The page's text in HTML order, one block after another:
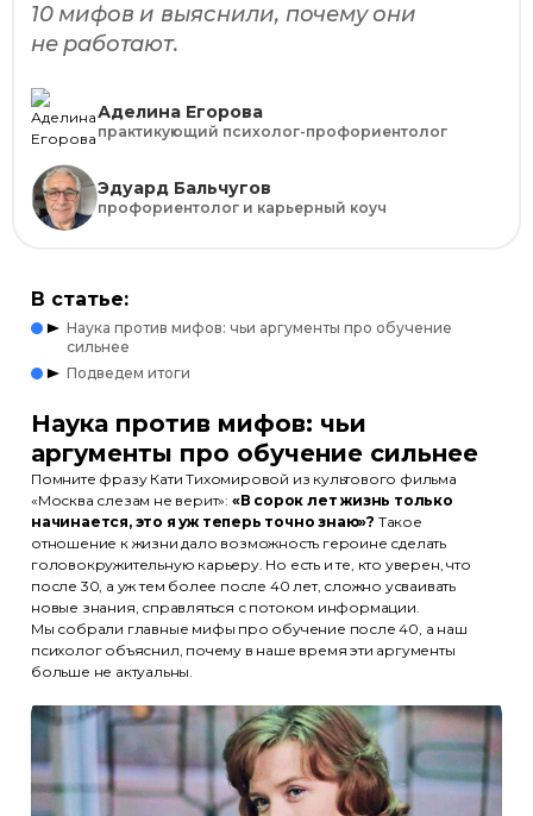
10 мифов и выяснили, почему они
не работают.
Аделина Егорова
практикующий психолог-профориентолог
Эдуард Бальчугов
профориентолог и карьерный коуч
В статье:
Наука против мифов: чьи аргументы про обучение
сильнее
Подведем итоги
Наука против мифов: чьи
аргументы про обучение сильнее
Помните фразу Кати Тихомировой из культового фильма
«Москва слезам не верит»: «В сорок лет жизнь только
начинается, это я уж теперь точно знаю»? Такое
отношение к жизни дало возможность героине сделать
головокружительную карьеру. Но есть и те, кто уверен, что
после 30, а уж тем более после 40 лет, сложно усваивать
новые знания, справляться с потоком информации.
Мы собрали главные мифы про обучение после 40, а наш
психолог объяснил, почему в наше время эти аргументы
больше не актуальны.